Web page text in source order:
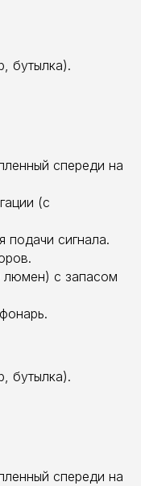
бутылка).
спереди на
(с
подачи сигнала.
люмен) с запасом
бутылка).
спереди на